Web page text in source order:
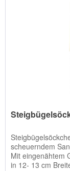
scheuerndem
Mit eingenähtem
in 12- 13 cm